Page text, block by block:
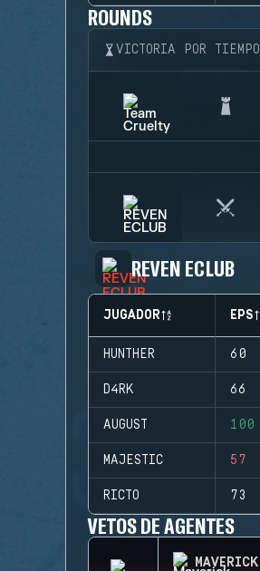
ROUNDS
VICTORIA POR TIEMPO
REVEN ECLUB
JUGADOR EPS
HUNTHER 60
D4RK 66
AUGUST 100
MAJESTIC 57
RICTO 73
VETOS DE AGENTES
MAVERICK